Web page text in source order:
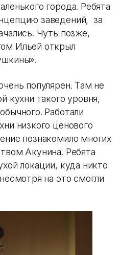
города. Ребята
заведений, за
Чуть позже,
Ильей открыл
популярен. Там не
кухни такого уровня,
Работали
низкого ценового
познакомило многих
Акунина. Ребята
локации, куда никто
на это смогли